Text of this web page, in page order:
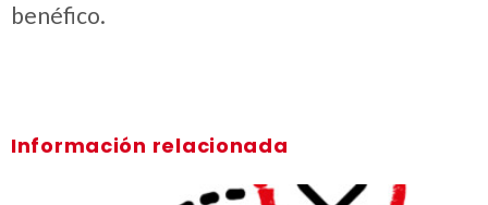
benéfico.
Información relacionada